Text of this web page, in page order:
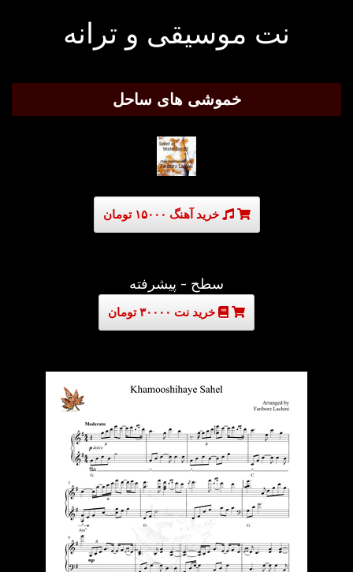
نت موسیقی و ترانه
خموشی های ساحل
خرید آهنگ ۱۵۰۰۰ تومان
سطح - پیشرفته
خرید نت ۳۰۰۰۰ تومان